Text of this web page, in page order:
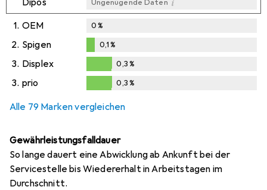
Ungenügende Daten
1. OEM 0%
2. Spigen
%
0,1%
3. Displex
0,3%
0,3%
3. prio 0,3%
Alle 79 Marken vergleichen
Gewährleistungsfalldauer
So lange dauert eine Abwicklung ab Ankunft bei der
Servicestelle bis Wiedererhalt in Arbeitstagen im
Durchschnitt.